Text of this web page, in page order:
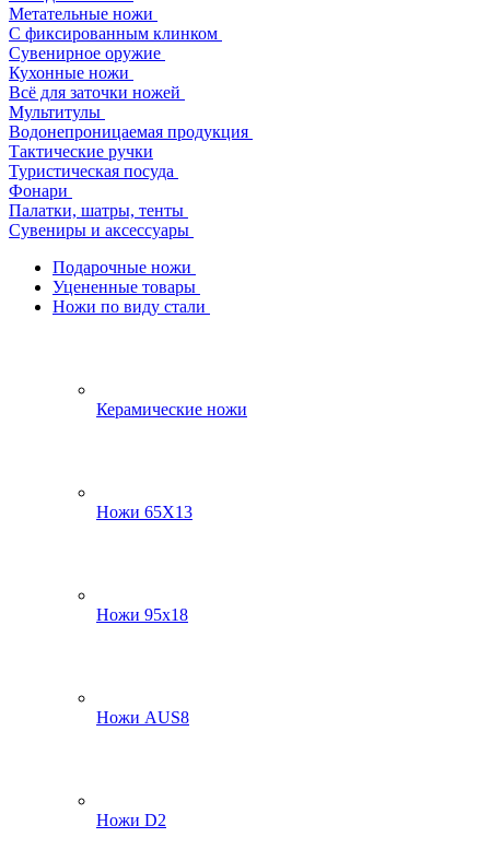
Метательные ножи
С фиксированным клинком
Сувенирное оружие
Кухонные ножи
Всё для заточки ножей
Мультитулы
Водонепроницаемая продукция
Тактические ручки
Туристическая посуда
Фонари
Палатки, шатры, тенты
Сувениры и аксессуары
Подарочные ножи
Уцененные товары
Ножи по виду стали
Керамические ножи
Ножи 65Х13
Ножи 95х18
Ножи AUS8
Ножи D2